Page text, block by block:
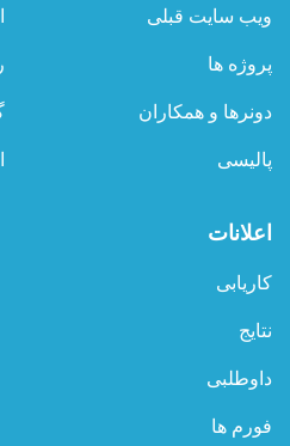
ویب سایت قبلی
پروژه ها
دونرها و همکاران
پالیسی
اعلانات
کاریابی
نتایج
داوطلبی
فورم ها